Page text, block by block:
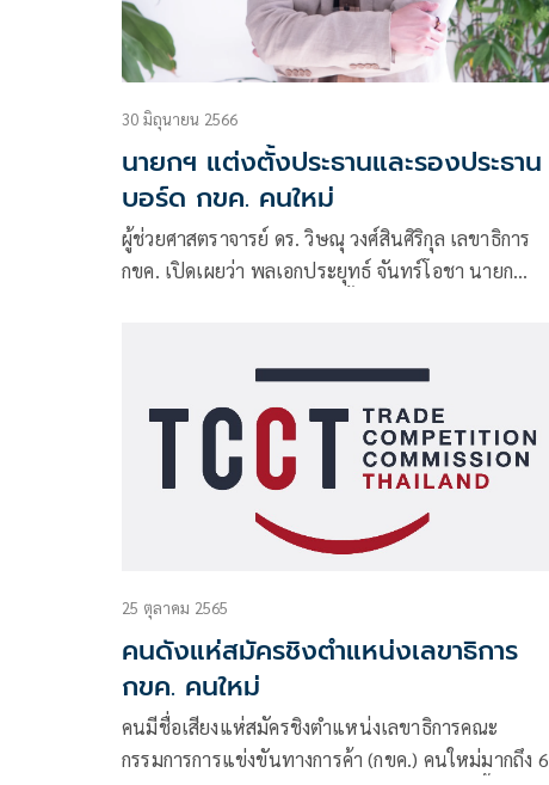
30 มิถุนายน 2566
นายกฯ แต่งตั้งประธานและรองประธาน
บอร์ด กขค. คนใหม่
ผู้ช่วยศาสตราจารย์ ดร. วิษณุ วงศ์สินศิริกุล เลขาธิการ
กขค. เปิดเผยว่า พลเอกประยุทธ์ จันทร์โอชา นายก
25 ตุลาคม 2565
คนดังแห่สมัครชิงตำแหน่งเลขาธิการ
กขค. คนใหม่
คนมีชื่อเสียงแห่สมัครชิงตำแหน่งเลขาธิการคณะ
กรรมการการแข่งขันทางการค้า (กขค.) คนใหม่มากถึง 6